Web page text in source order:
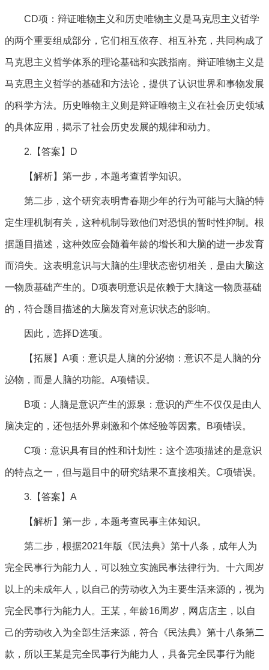
CD项：辩证唯物主义和历史唯物主义是马克思主义哲学
的两个重要组成部分，它们相互依存、相互补充，共同构成了
马克思主义哲学体系的理论基础和实践指南。辩证唯物主义是
马克思主义哲学的基础和方法论，提供了认识世界和事物发展
的科学方法。历史唯物主义则是辩证唯物主义在社会历史领域
的具体应用，揭示了社会历史发展的规律和动力。
2.【答案】D
【解析】第一步，本题考查哲学知识。
第二步，这个研究表明青春期少年的行为可能与大脑的特
定生理机制有关，这种机制导致他们对恐惧的暂时性抑制。根
据题目描述，这种效应会随着年龄的增长和大脑的进一步发育
而消失。这表明意识与大脑的生理状态密切相关，是由大脑这
一物质基础产生的。D项表明意识是依赖于大脑这一物质基础
的，符合题目描述的大脑发育对意识状态的影响。
因此，选择D选项。
【拓展】A项：意识是人脑的分泌物：意识不是人脑的分
泌物，而是人脑的功能。A项错误。
B项：人脑是意识产生的源泉：意识的产生不仅仅是由人
脑决定的，还包括外界刺激和个体经验等因素。B项错误。
C项：意识具有目的性和计划性：这个选项描述的是意识
的特点之一，但与题目中的研究结果不直接相关。C项错误。
3.【答案】A
【解析】第一步，本题考查民事主体知识。
第二步，根据2021年版《民法典》第十八条，成年人为
完全民事行为能力人，可以独立实施民事法律行为。十六周岁
以上的未成年人，以自己的劳动收入为主要生活来源的，视为
完全民事行为能力人。王某，年龄16周岁，网店店主，以自
己的劳动收入为全部生活来源，符合《民法典》第十八条第二
款，所以王某是完全民事行为能力人，具备完全民事行为能